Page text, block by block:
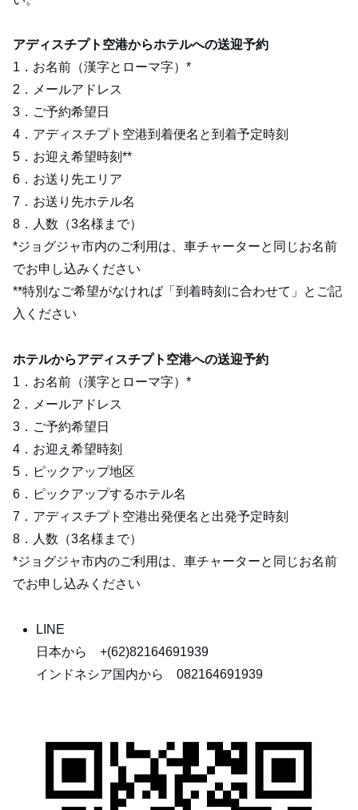
アディスチプト空港からホテルへの送迎予約
1．お名前（漢字とローマ字）*
2．メールアドレス
3．ご予約希望日
4．アディスチプト空港到着便名と到着予定時刻
5．お迎え希望時刻**
6．お送り先エリア
7．お送り先ホテル名
8．人数（3名様まで）
*ジョグジャ市内のご利用は、車チャーターと同じお名前
でお申し込みください
**特別なご希望がなければ「到着時刻に合わせて」とご記
入ください
ホテルからアディスチプト空港への送迎予約
1．お名前（漢字とローマ字）*
2．メールアドレス
3．ご予約希望日
4．お迎え希望時刻
5．ピックアップ地区
6．ピックアップするホテル名
7．アディスチプト空港出発便名と出発予定時刻
8．人数（3名様まで）
*ジョグジャ市内のご利用は、車チャーターと同じお名前
でお申し込みください
LINE
日本から +(62)82164691939
インドネシア国内から 082164691939